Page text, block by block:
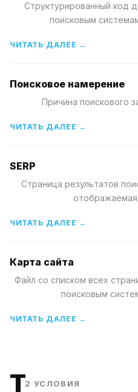
Структурированный код
поисковым
ЧИТАТЬ ДАЛЕЕ →
Поисковое намерение
Причина поискового
ЧИТАТЬ ДАЛЕЕ →
SERP
Страница результатов
отображаемая
ЧИТАТЬ ДАЛЕЕ →
Карта сайта
Файл со списком всех
поисковым
ЧИТАТЬ ДАЛЕЕ →
T2 УСЛОВИЯ